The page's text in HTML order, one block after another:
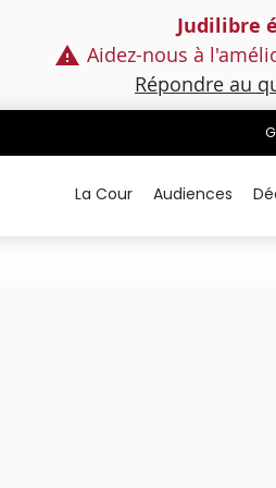
Judilibre
Aidez-nous à
Répondre au
La Cour Audiences